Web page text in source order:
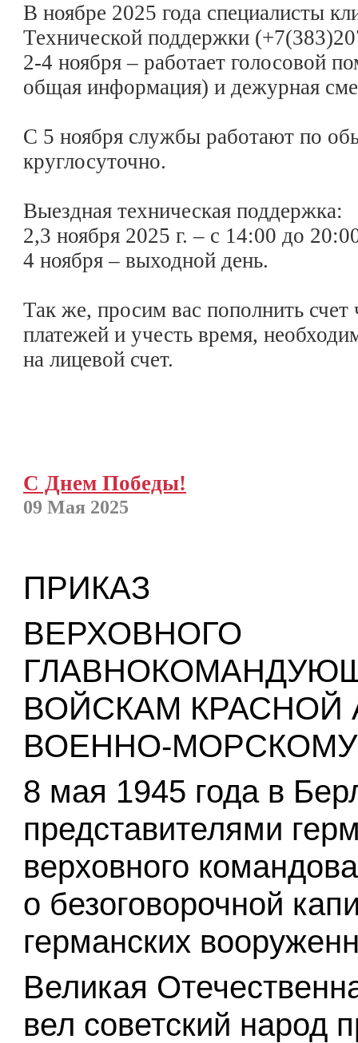
В ноябре 2025 года специалисты
Технической поддержки
2-4 ноября – работает голосовой
общая информация) и дежурная
С 5 ноября службы работают по
круглосуточно.
Выездная техническая поддержка:
2,3 ноября 2025 г. – с 14:00 до
4 ноября – выходной день.
Так же, просим вас пополнить счет
платежей и учесть время,
на лицевой счет.
С Днем Победы!
09 Мая 2025
ПРИКАЗ
ВЕРХОВНОГО
ВОЙСКАМ КРАСНОЙ
ВОЕННО-
8 мая 1945 года в
представителями
верховного
о безоговорочной
германских
Великая
вел советский народ